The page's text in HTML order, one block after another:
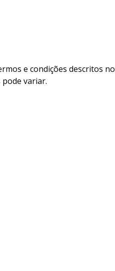
e condições descritos no
variar.